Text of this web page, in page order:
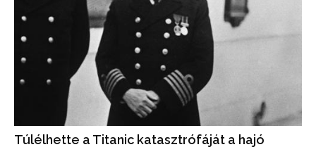
Túlélhette a Titanic katasztrófáját a hajó